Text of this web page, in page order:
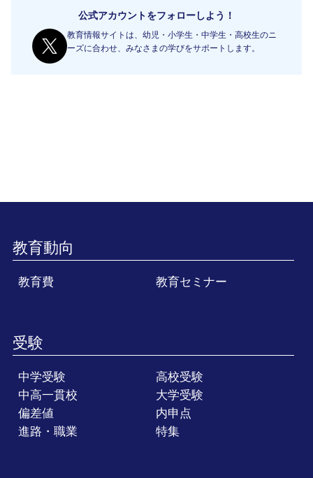
公式アカウントをフォローしよう！
教育情報サイトは、幼児・小学生・中学生・高校生のニ
ーズに合わせ、みなさまの学びをサポートします。
教育動向
教育費 教育セミナー
受験
中学受験
高校受験
中高一貫校
大学受験
偏差値
内申点
進路・職業
特集